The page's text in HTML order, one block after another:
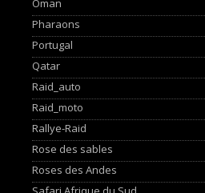
Oman
Pharaons
Portugal
Qatar
Raid_auto
Raid_moto
Rallye-Raid
Rose des sables
Roses des Andes